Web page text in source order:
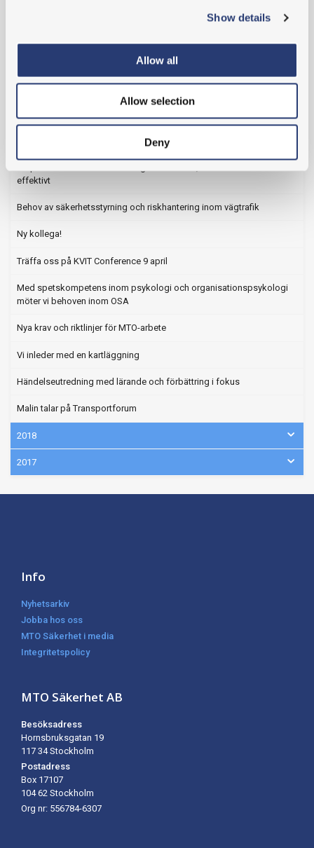
Show details
Allow all
Allow selection
Deny
Första steget i samarbete med Intergo
Vi är på plats i Almedalen 2019!
Frukostseminarium om säkerheten på arbetsplatsen
effektivt
Behov av säkerhetsstyrning och riskhantering inom vägtrafik
Ny kollega!
Träffa oss på KVIT Conference 9 april
Med spetskompetens inom psykologi och organisationspsykologi
möter vi behoven inom OSA
Nya krav och riktlinjer för MTO-arbete
Vi inleder med en kartläggning
Händelseutredning med lärande och förbättring i fokus
Malin talar på Transportforum
2018
2017
Info
Nyhetsarkiv
Jobba hos oss
MTO Säkerhet i media
Integritetspolicy
MTO Säkerhet AB
Besöksadress
Hornsbruksgatan 19
117 34 Stockholm
Postadress
Box 17107
104 62 Stockholm
Org nr: 556784-6307